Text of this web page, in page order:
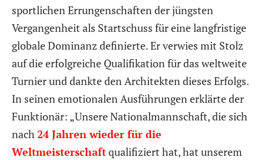
sportlichen Errungenschaften der jüngsten
Vergangenheit als Startschuss für eine langfristige
globale Dominanz definierte. Er verwies mit Stolz
auf die erfolgreiche Qualifikation für das weltweite
Turnier und dankte den Architekten dieses Erfolgs.
In seinen emotionalen Ausführungen erklärte der
Funktionär: „Unsere Nationalmannschaft, die sich
nach24 Jahren wieder für die
Weltmeisterschaftqualifiziert hat, hat unserem